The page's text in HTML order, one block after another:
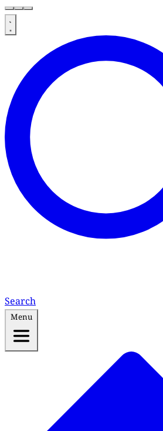
Search
Menu